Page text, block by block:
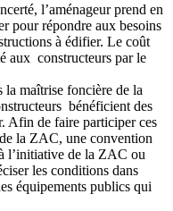
l’aménageur prend en
pour répondre aux besoins
à édifier. Le coût
aux constructeurs par le
la maîtrise foncière de la
bénéficient des
Afin de faire participer ces
la ZAC, une convention
l’initiative de la ZAC ou
les conditions dans
équipements publics qui